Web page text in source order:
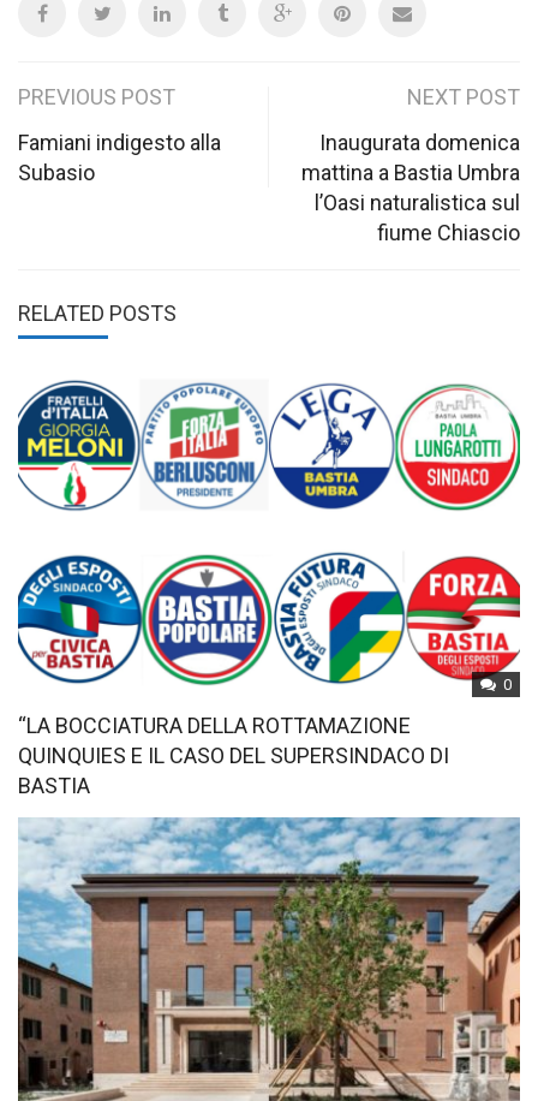
Post
navigation
PREVIOUS POST
Famiani indigesto alla
Subasio
NEXT POST
Inaugurata domenica
mattina a Bastia Umbra
l’Oasi naturalistica sul
fiume Chiascio
RELATED POSTS
0
“LA BOCCIATURA DELLA ROTTAMAZIONE
QUINQUIES E IL CASO DEL SUPERSINDACO DI
BASTIA